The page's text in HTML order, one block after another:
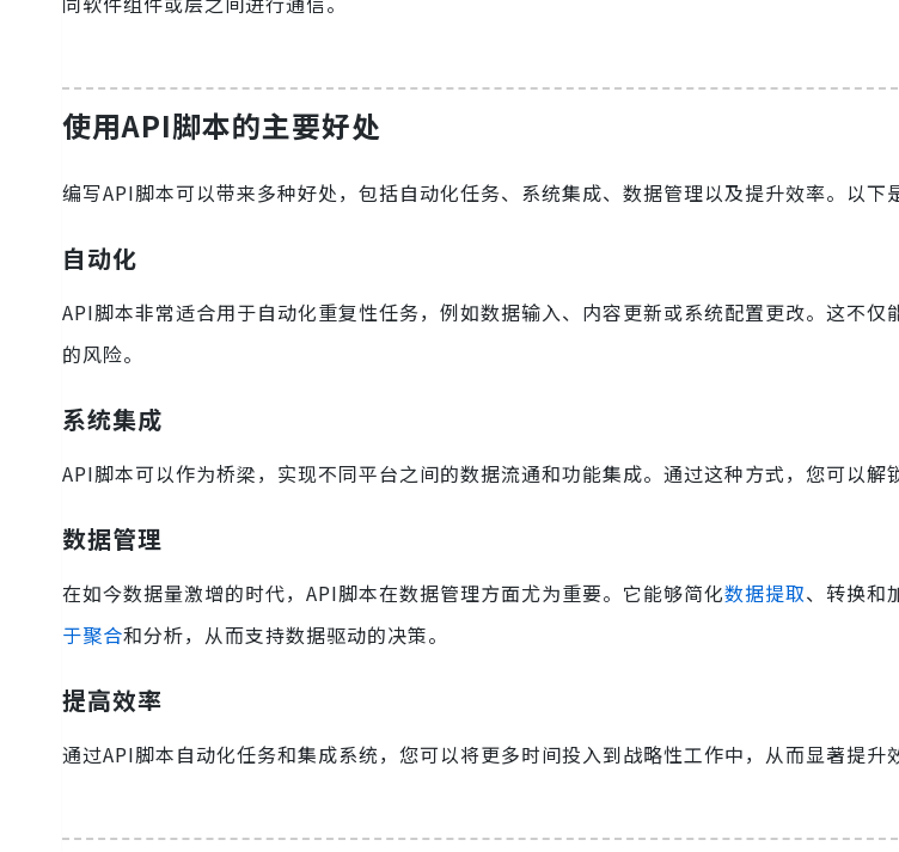
使用API脚本的主要好处
编写API脚本可以带来多种好处，包括自动化任务、系统集成、数据管理以及提升效率。以下
自动化
API脚本非常适合用于自动化重复性任务，例如数据输入、内容更新或系统配置更改。这不仅
的风险。
系统集成
API脚本可以作为桥梁，实现不同平台之间的数据流通和功能集成。通过这种方式，您可以解
数据管理
在如今数据量激增的时代，API脚本在数据管理方面尤为重要。它能够简化数据提取、转换和
于聚合和分析，从而支持数据驱动的决策。
提高效率
通过API脚本自动化任务和集成系统，您可以将更多时间投入到战略性工作中，从而显著提升